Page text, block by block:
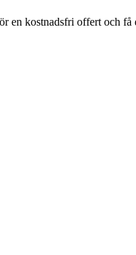
kostnadsfri offert och